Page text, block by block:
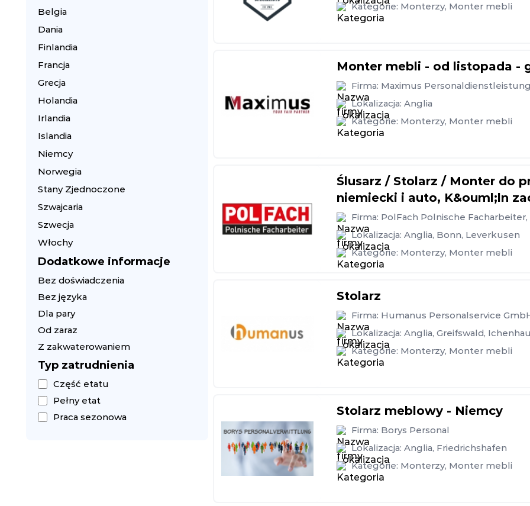
Belgia
Dania
Finlandia
Francja
Grecja
Holandia
Irlandia
Islandia
Niemcy
Norwegia
Stany Zjednoczone
Szwajcaria
Szwecja
Włochy
Dodatkowe informacje
Bez doświadczenia
Bez języka
Dla pary
Od zaraz
Z zakwaterowaniem
Typ zatrudnienia
Część etatu
Pełny etat
Praca sezonowa
Kategorie: Monterzy, Monter mebli
Monter mebli - od listopada -
Firma: Maximus
Lokalizacja: Anglia
Kategorie: Monterzy, Monter mebli
Ślusarz / Stolarz / Monter do
niemiecki i auto, K&ouml;ln
Firma: PolFach Polnische
Lokalizacja: Anglia, Bonn, Leverkusen
Kategorie: Monterzy, Monter mebli
Stolarz
Firma: Humanus Personalservice
Lokalizacja: Anglia, Greifswald,
Kategorie: Monterzy, Monter mebli
Stolarz meblowy - Niemcy
Firma: Borys Personal
Lokalizacja: Anglia, Friedrichshafen
Kategorie: Monterzy, Monter mebli